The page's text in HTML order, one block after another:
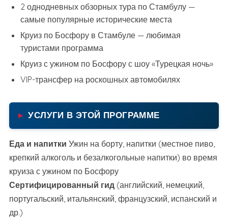
2 однодневных обзорных тура по Стамбулу —
самые популярные исторические места
Круиз по Босфору в Стамбуле — любимая
туристами программа
Круиз с ужином по Босфору с шоу «Турецкая ночь»
VIP-трансфер на роскошных автомобилях
УСЛУГИ В ЭТОЙ ПРОГРАММЕ
Еда и напитки Ужин на борту, напитки (местное пиво,
крепкий алкоголь и безалкогольные напитки) во время
круиза с ужином по Босфору
Сертифицированный гид (английский, немецкий,
португальский, итальянский, французский, испанский и
др.)